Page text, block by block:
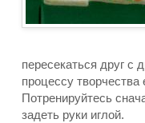
пересекаться друг с
процессу
Потренируйтесь
задеть руки иглой.